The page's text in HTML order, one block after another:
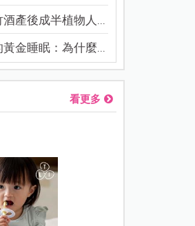
產後成半植物人...
金睡眠：為什麼...
看更多